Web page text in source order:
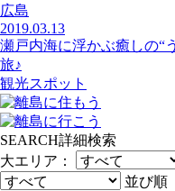
広島
2019.03.13
瀬戸内海に浮かぶ癒しの“
旅♪
観光スポット
SEARCH詳細検索
大エリア：
並び順